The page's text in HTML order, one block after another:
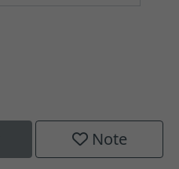
Note